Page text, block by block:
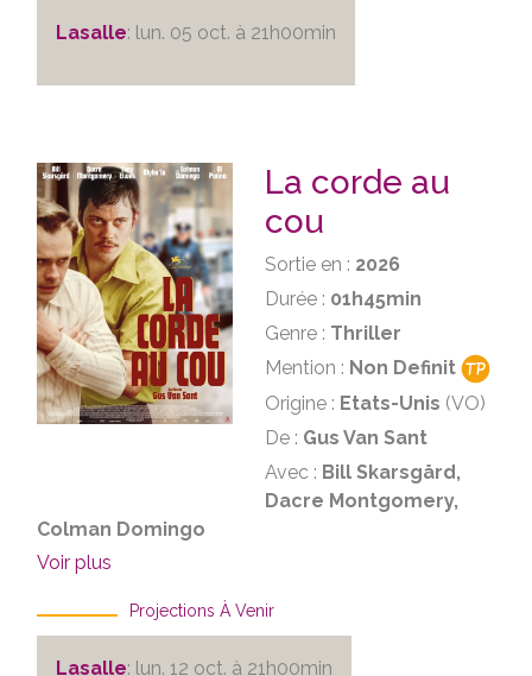
Lasalle: lun. 05 oct. à 21h00min
La corde au
cou
Sortie en : 2026
Durée : 01h45min
Genre : Thriller
Mention : Non Definit
Origine : Etats-Unis (VO)
De : Gus Van Sant
Avec : Bill Skarsgård,
Dacre Montgomery,
Colman Domingo
Voir plus
Projections À Venir
Lasalle: lun. 12 oct. à 21h00min